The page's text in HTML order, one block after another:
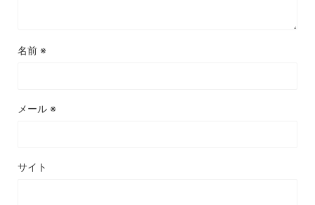
名前 ※
メール ※
サイト